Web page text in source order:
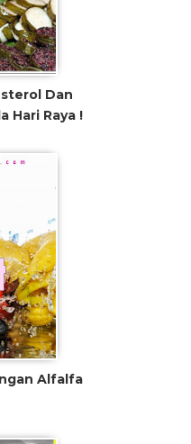
Dan
Hari Raya !
Alfalfa